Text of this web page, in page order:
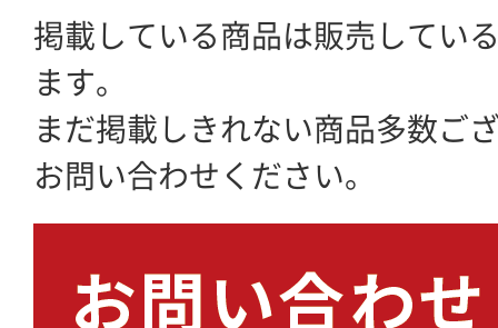
掲載している商品は販売してい
ます。
まだ掲載しきれない商品多数ご
お問い合わせください。